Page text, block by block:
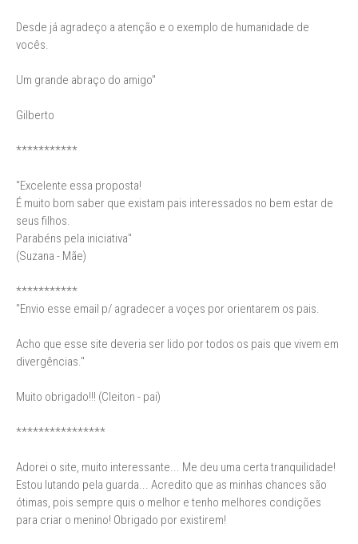
Desde já agradeço a atenção e o exemplo de humanidade de
vocês.
Um grande abraço do amigo"
Gilberto
***********
"Excelente essa proposta!
É muito bom saber que existam pais interessados no bem estar de
seus filhos.
Parabéns pela iniciativa"
(Suzana - Mãe)
***********
"Envio esse email p/ agradecer a voçes por orientarem os pais.
Acho que esse site deveria ser lido por todos os pais que vivem em
divergências."
Muito obrigado!!! (Cleiton - pai)
****************
Adorei o site, muito interessante... Me deu uma certa tranquilidade!
Estou lutando pela guarda... Acredito que as minhas chances são
ótimas, pois sempre quis o melhor e tenho melhores condições
para criar o menino! Obrigado por existirem!